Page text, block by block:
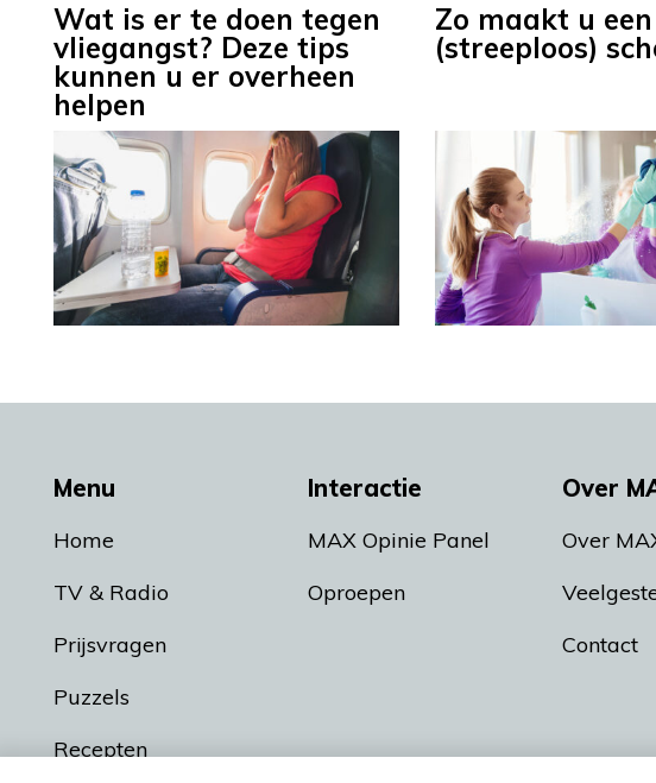
Wat is er te doen tegen
vliegangst? Deze tips
kunnen u er overheen
helpen
Zo maakt u
(streeploos)
Menu
Home
TV & Radio
Prijsvragen
Puzzels
Recepten
Interactie
MAX Opinie Panel
Oproepen
Over
Over
Contact